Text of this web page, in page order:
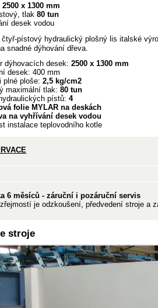
2500 x 1300 mm
tlak 80 tun
desek vodou
čtyř-pístový hydraulický plošný lis italské
snadné dýhování dřeva.
dýhovacích desek: 2500 x 1300 mm
desek: 400 mm
plné ploše: 2,5 kg/cm2
maximální tlak: 80 tun
pístů: 4
folie MYLAR na deskách
na vyhřívání desek vodou
instalace teplovodního kotle
6 měsíců - záruční i pozáruční servis
je odzkoušení, předvedení stroje a
stroje